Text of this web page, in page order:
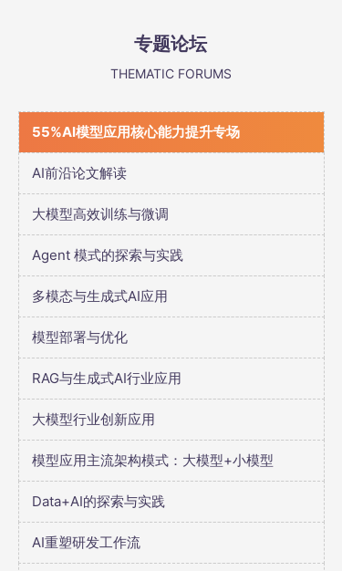
多模态与生成式AI应用
AI重塑研发工作流
55%AI模型应用核心能力提升专场
模型部署与优化
AI前沿论文解读
RAG与生成式AI行业应用
大模型高效训练与微调
大模型行业创新应用
Agent 模式的探索与实践
Data+AI的探索与实践
模型应用主流架构模式：大模型+小模型
专题论坛
THEMATIC FORUMS